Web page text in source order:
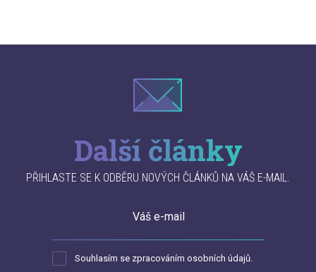
Další články
PŘIHLASTE SE K ODBĚRU NOVÝCH ČLÁNKŮ NA VÁŠ E-MAIL.
Váš e-mail
Souhlasím se zpracováním osobních údajů.